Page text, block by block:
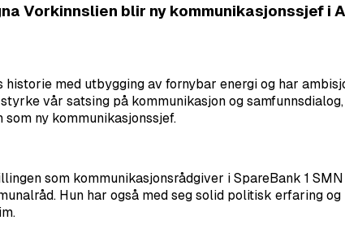
Vorkinnslien blir ny kommunikasjonssjef i
historie med utbygging av fornybar energi og har
vår satsing på kommunikasjon og
ny kommunikasjonssjef.
som kommunikasjonsrådgiver i SpareBank 1
Hun har også med seg solid politisk erfaring